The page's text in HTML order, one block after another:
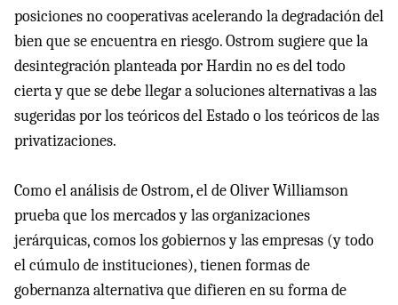
posiciones no cooperativas acelerando la degradación del
bien que se encuentra en riesgo. Ostrom sugiere que la
desintegración planteada por Hardin no es del todo
cierta y que se debe llegar a soluciones alternativas a las
sugeridas por los teóricos del Estado o los teóricos de las
privatizaciones.
Como el análisis de Ostrom, el de Oliver Williamson
prueba que los mercados y las organizaciones
jerárquicas, comos los gobiernos y las empresas (y todo
el cúmulo de instituciones), tienen formas de
gobernanza alternativa que difieren en su forma de